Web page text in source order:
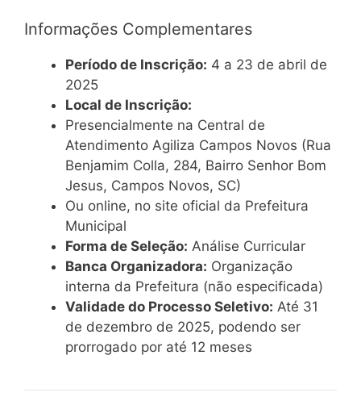
Informações Complementares
Período de Inscrição: 4 a 23 de abril de
2025
Local de Inscrição:
Presencialmente na Central de
Atendimento Agiliza Campos Novos (Rua
Benjamim Colla, 284, Bairro Senhor Bom
Jesus, Campos Novos, SC)
Ou online, no site oficial da Prefeitura
Municipal
Forma de Seleção: Análise Curricular
Banca Organizadora: Organização
interna da Prefeitura (não especificada)
Validade do Processo Seletivo: Até 31
de dezembro de 2025, podendo ser
prorrogado por até 12 meses